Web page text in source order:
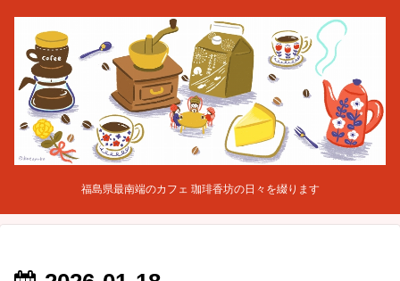
福島県最南端のカフェ 珈琲香坊の日々を綴ります